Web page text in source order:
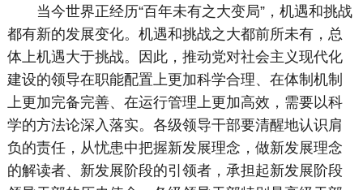
当今世界正经历“百年未有之大变局”，机遇和挑战
都有新的发展变化。机遇和挑战之大都前所未有，总
体上机遇大于挑战。因此，推动党对社会主义现代化
建设的领导在职能配置上更加科学合理、在体制机制
上更加完备完善、在运行管理上更加高效，需要以科
学的方法论深入落实。各级领导干部要清醒地认识肩
负的责任，从忧患中把握新发展理念，做新发展理念
的解读者、新发展阶段的引领者，承担起新发展阶段